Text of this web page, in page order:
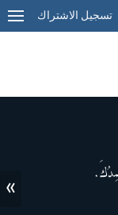
تسجيل الاشتراك
»